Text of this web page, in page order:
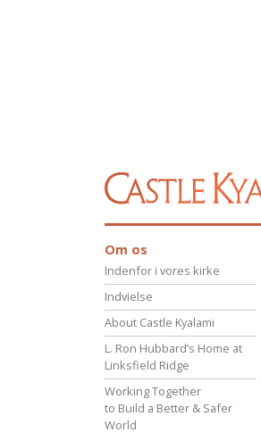
Om os
Indenfor i vores kirke
Indvielse
About Castle Kyalami
L. Ron Hubbard’s Home at
Linksfield Ridge
Working Together
to Build a Better & Safer
World